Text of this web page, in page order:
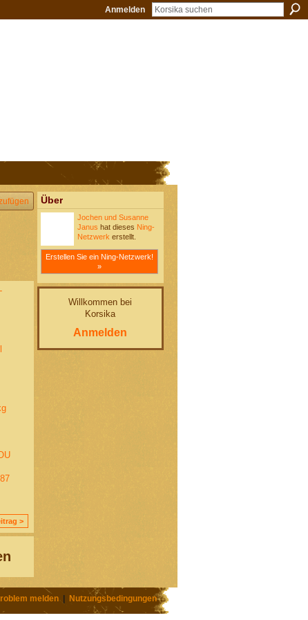
Anmelden
>
Über
Jochen und Susanne
Janus hat dieses Ning-
Netzwerk erstellt.
Erstellen Sie ein Ning-Netzwerk!
»
Willkommen bei
Korsika
Anmelden
melden| Nutzungsbedingungen